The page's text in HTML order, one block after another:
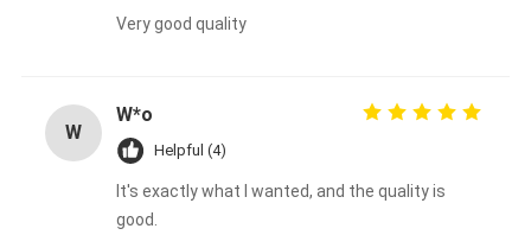
Very good quality
W
W*o
Helpful (4)
It's exactly what I wanted, and the quality is
good.